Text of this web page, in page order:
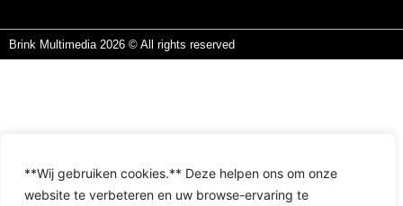
**Wij gebruiken cookies.** Deze helpen ons om onze
website te verbeteren en uw browse-ervaring te
Brink Multimedia 2026 © All rights reserved